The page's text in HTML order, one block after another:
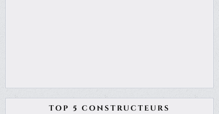
TOP 5 CONSTRUCTEURS